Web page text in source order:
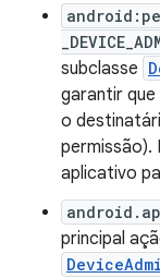
subclasse
garantir
o
permissão).
aplicativo
principal